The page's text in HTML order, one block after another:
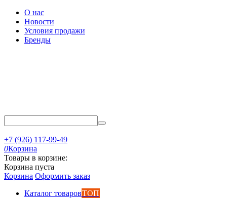
О нас
Новости
Условия продажи
Бренды
+7 (926) 117-99-49
0Корзина
Товары в корзине:
Корзина пуста
Корзина Оформить заказ
Каталог товаровТОП